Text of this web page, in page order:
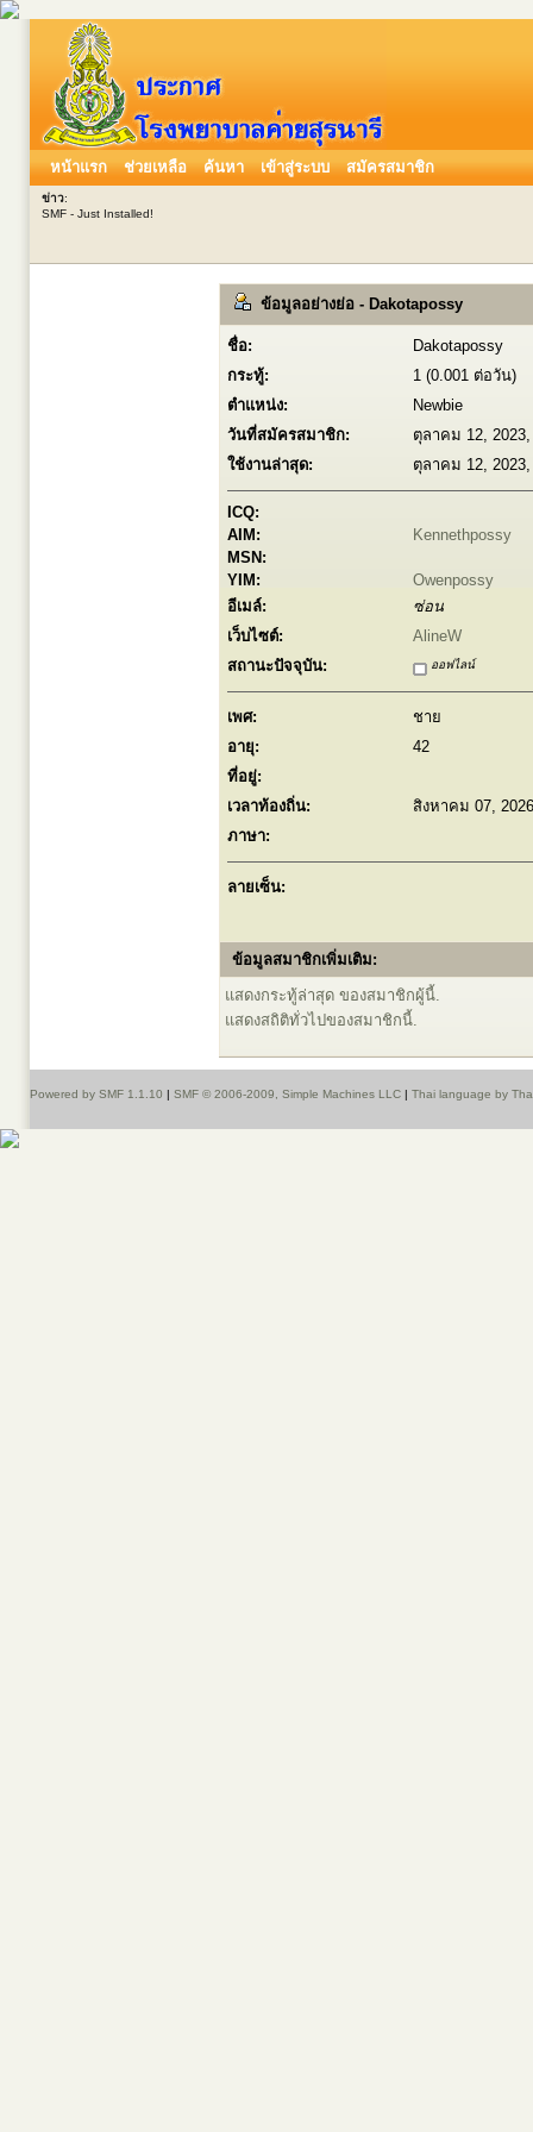
หน้าแรก ช่วยเหลือ ค้นหา เข้าสู่ระบบ สมัครสมาชิก
ข่าว:
SMF - Just Installed!
ข้อมูลอย่างย่อ - Dakotapossy
ชื่อ:
Dakotapossy
กระทู้:
1 (0.001 ต่อวัน)
ตำแหน่ง:
Newbie
วันที่สมัครสมาชิก:
ตุลาคม 12,
ใช้งานล่าสุด:
ตุลาคม 12,
ICQ:
AIM:
Kennethpossy
MSN:
YIM:
Owenpossy
อีเมล์:
ซ่อน
เว็บไซต์:
AlineW
สถานะปัจจุบัน:
ออฟไลน์
เพศ:
ชาย
อายุ:
42
ที่อยู่:
เวลาท้องถิ่น:
สิงหาคม 07,
ภาษา:
ลายเซ็น:
ข้อมูลสมาชิกเพิ่มเติม:
แสดงกระทู้ล่าสุด ของสมาชิกผู้นี้.
แสดงสถิติทั่วไปของสมาชิกนี้.
Powered by SMF 1.1.10 | SMF © 2006-2009, Simple Machines LLC | Thai language by